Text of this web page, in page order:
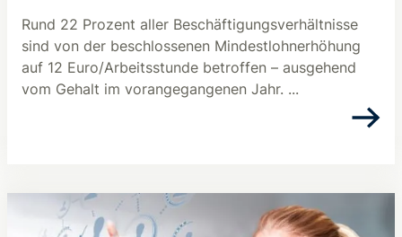
Rund 22 Prozent aller Beschäftigungsverhältnisse
sind von der beschlossenen Mindestlohnerhöhung
auf 12 Euro/Arbeitsstunde betroffen – ausgehend
vom Gehalt im vorangegangenen Jahr. ...